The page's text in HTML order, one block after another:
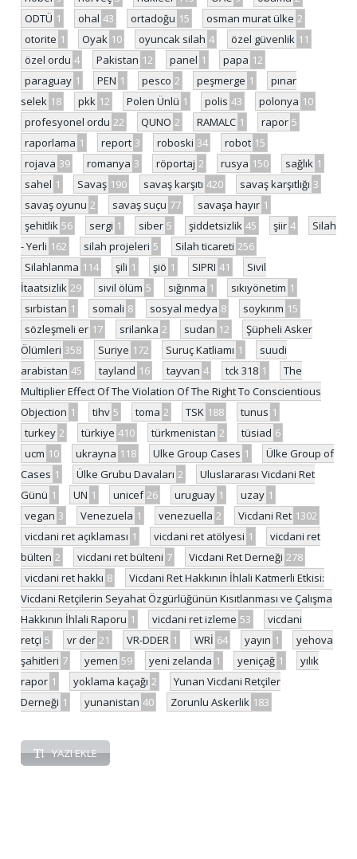
ODTÜ 1 ohal 43 ortadoğu 15 osman murat ülke 2
otorite 1 Oyak 10 oyuncak silah 4 özel güvenlik 11
özel ordu 4 Pakistan 12 panel 1 papa 12
paraguay 1 PEN 1 pesco 2 peşmerge 1
pınar
selek 18 pkk 12 Polen Ünlü 1 polis 43 polonya 10
profesyonel ordu 22 QUNO 2 RAMALC 1 rapor 5
raporlama 1 report 3 roboski 34 robot 15
rojava 39 romanya 3 röportaj 2 rusya 150 sağlık 1
sahel 1 Savaş 190 savaş karşıtı 420 savaş karşıtlığı 3
savaş oyunu 2 savaş suçu 77 savaşa hayır 1
şehitlik 56 sergi 1 siber 5 şiddetsizlik 45 şiir 4
Silah
- Yerli 162 silah projeleri 5 Silah ticareti 256
Silahlanma 114 şili 1 şiö 1 SIPRI 41
Sivil
İtaatsizlik 29 sivil ölüm 5 sığınma 1 sıkıyönetim 1
sırbistan 1 somali 8 sosyal medya 8 soykırım 15
sözleşmeli er 17 srilanka 2 sudan 12
Şüpheli Asker
Ölümleri 358 Suriye 172 Suruç Katliamı 1
suudi
arabistan 45 tayland 16 tayvan 4 tck 318 1
The
Multiplier Effect Of The Violation Of The Right To Conscientious
Objection 1 tihv 5 toma 2 TSK 188 tunus 1
turkey 2 türkiye 410 türkmenistan 2 tüsiad 6
ucm 10 ukrayna 118 Ulke Group Cases 1
Ülke Group of
Cases 1 Ülke Grubu Davaları 2
Uluslararası Vicdani Ret
Günü 1 UN 1 unicef 26 uruguay 1 uzay 1
vegan 3 Venezuela 1 venezuella 2 Vicdani Ret 1302
vicdani ret açıklaması 1 vicdani ret atölyesi 1
vicdani ret
bülten 2 vicdani ret bülteni 7 Vicdani Ret Derneği 278
vicdani ret hakkı 8
Vicdani Ret Hakkının İhlali Katmerli Etkisi:
Vicdani Retçilerin Seyahat Özgürlüğünün Kısıtlanması ve Çalışma
Hakkının İhlali Raporu 1 vicdani ret izleme 53
vicdani
retçi 5 vr der 21 VR-DDER 1 WRİ 64 yayın 1
yehova
şahitleri 7 yemen 59 yeni zelanda 1 yeniçağ 1
yılık
rapor 1 yoklama kaçağı 2
Yunan Vicdani Retçiler
Derneği 1 yunanistan 40 Zorunlu Askerlik 183
YAZI EKLE